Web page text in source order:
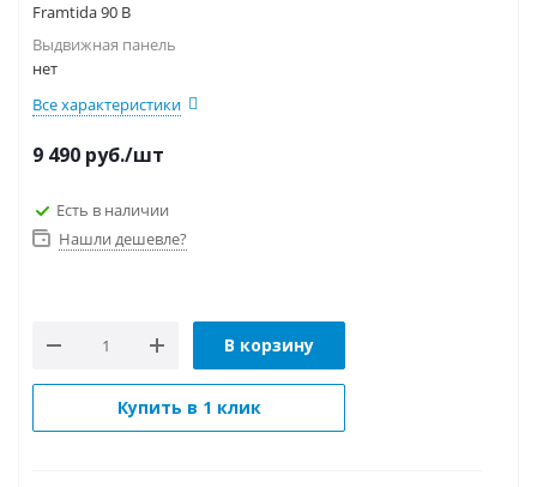
Framtida 90 B
Выдвижная панель
нет
Все характеристики
9 490 руб./шт
Есть в наличии
Нашли дешевле?
В корзину
Купить в 1 клик